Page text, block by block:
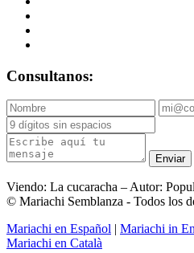
Consultanos:
Enviar
Viendo: La cucaracha – Autor:
© Mariachi Semblanza - Todos los
Mariachi en Español | Mariachi in
Mariachi en Català